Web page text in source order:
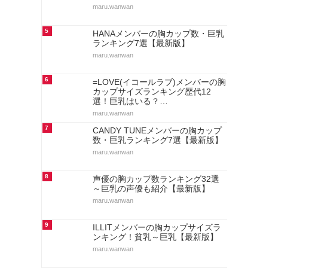
maru.wanwan
5
HANAメンバーの胸カップ数・巨乳
ランキング7選【最新版】
maru.wanwan
6
=LOVE(イコールラブ)メンバーの胸
カップサイズランキング歴代12
選！巨乳はいる？…
maru.wanwan
7
CANDY TUNEメンバーの胸カップ
数・巨乳ランキング7選【最新版】
maru.wanwan
8
声優の胸カップ数ランキング32選
～巨乳の声優も紹介【最新版】
maru.wanwan
9
ILLITメンバーの胸カップサイズラ
ンキング！貧乳～巨乳【最新版】
maru.wanwan